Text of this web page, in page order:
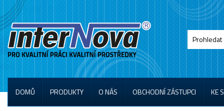
DOMŮ PRODUKTY O NÁS OBCHODNÍ ZÁSTUPCI KE